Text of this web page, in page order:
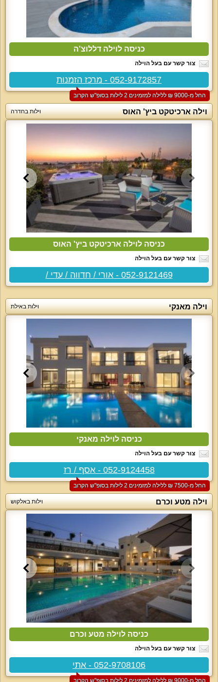
כניסה לוילה דללוצ'ה
צור קשר עם בעל הוילה
052-9172857 - מרכז הזמנות
החל מ-‏9000 ₪ ללילה למזמינים 2 לילות בסופ"ש הקרוב
וילה ארכיטקט ביץ' האוס וילות בחדרה
כניסה לוילה ארכיטקט ביץ' האוס
צור קשר עם בעל הוילה
052-9121469 - אורי / חדווה / עדי /
וילה מאנקי וילות באילת
כניסה לוילה מאנקי
צור קשר עם בעל הוילה
052-9124458 - אסף / רז
החל מ-‏7500 ₪ ללילה למזמינים 2 לילות בסופ"ש הקרוב
וילה מטע וכרם וילות באלקוש
כניסה לוילה מטע וכרם
צור קשר עם בעל הוילה
052-9708106 - אתי
החל מ-‏9000 ₪ ללילה למזמינים 2 לילות בסופ"ש הקרוב